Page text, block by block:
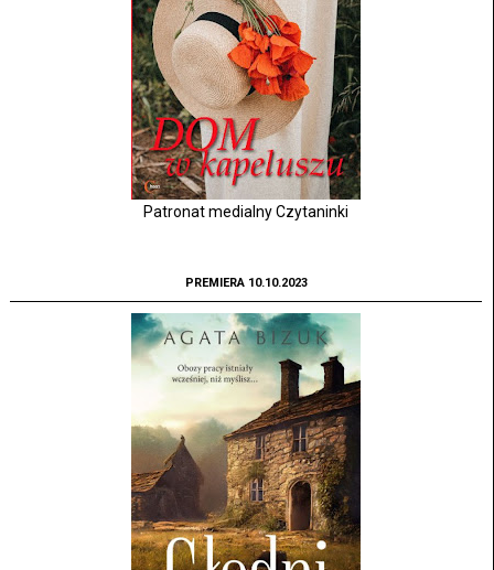
Patronat medialny Czytaninki
PREMIERA 10.10.2023